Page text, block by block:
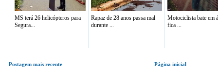
MS terá 26 helicópteros para
Segura...
Rapaz de 28 anos passa mal
durante ...
Motociclista bate em
fica ...
Postagem mais recente Página inicial